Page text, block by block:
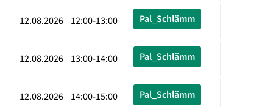
12.08.2026 12:00-13:00 Pal_Schlämm
12.08.2026 13:00-14:00 Pal_Schlämm
12.08.2026 14:00-15:00 Pal_Schlämm